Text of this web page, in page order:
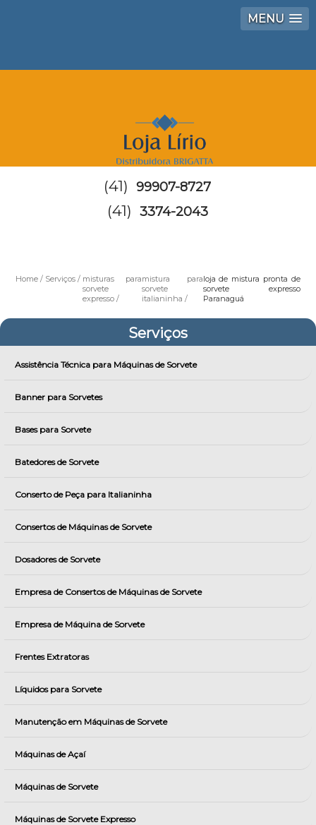
MENU
(41) 99907-8727
(41) 3374-2043
Home Serviços
misturas para
sorvete
expresso
mistura para
sorvete
italianinha
loja de mistura pronta de
sorvete expresso
Paranaguá
Serviços
Assistência Técnica para Máquinas de Sorvete
Banner para Sorvetes
Bases para Sorvete
Batedores de Sorvete
Conserto de Peça para Italianinha
Consertos de Máquinas de Sorvete
Dosadores de Sorvete
Empresa de Consertos de Máquinas de Sorvete
Empresa de Máquina de Sorvete
Frentes Extratoras
Líquidos para Sorvete
Manutenção em Máquinas de Sorvete
Máquinas de Açaí
Máquinas de Sorvete
Máquinas de Sorvete Expresso